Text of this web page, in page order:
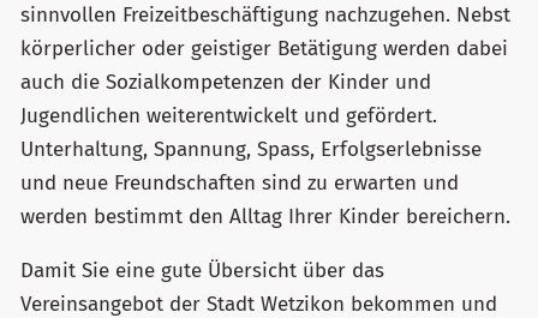
sinnvollen Freizeitbeschäftigung nachzugehen. Nebst
körperlicher oder geistiger Betätigung werden dabei
auch die Sozialkompetenzen der Kinder und
Jugendlichen weiterentwickelt und gefördert.
Unterhaltung, Spannung, Spass, Erfolgserlebnisse
und neue Freundschaften sind zu erwarten und
werden bestimmt den Alltag Ihrer Kinder bereichern.
Damit Sie eine gute Übersicht über das
Vereinsangebot der Stadt Wetzikon bekommen und